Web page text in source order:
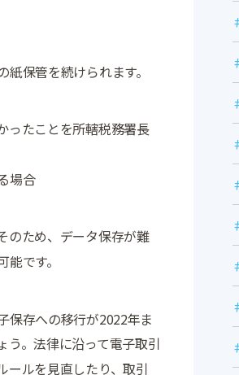
保管を続けられます。
ったことを所轄税務署長
場合
のため、データ保存が難
です。
保存への移行が2022年ま
う。法律に沿って電子取引
ールを見直したり、取引